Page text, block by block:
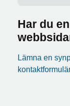
Har du
Lämna en